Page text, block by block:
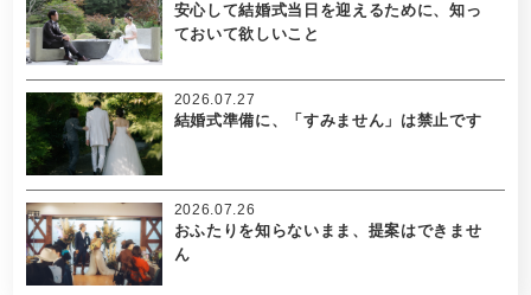
安心して結婚式当日を迎えるために、知っ
ておいて欲しいこと
結婚式準備に、「すみません」は禁止です
2026.07.27
おふたりを知らないまま、提案はできませ
ん
2026.07.26